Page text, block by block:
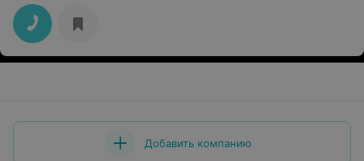
Добавить компанию